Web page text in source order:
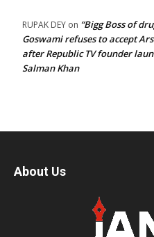
RUPAK DEY on “Bigg Boss of
Goswami refuses to accept
after Republic TV founder
Salman Khan
About Us